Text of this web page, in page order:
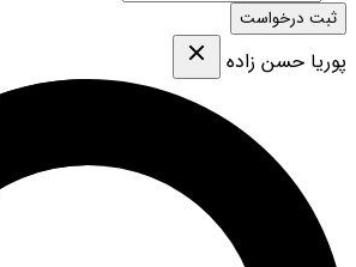
ثبت درخواست
پوریا حسن زاده